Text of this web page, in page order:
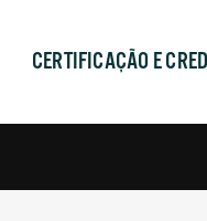
CERTIFICAÇÃO E